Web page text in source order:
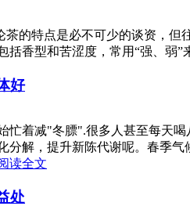
点是必不可少的谈资，但往
括香型和苦涩度，常用“强、
好
着减"冬膘".很多人甚至每天喝
分解，提升新陈代谢呢。春季
读全文
处